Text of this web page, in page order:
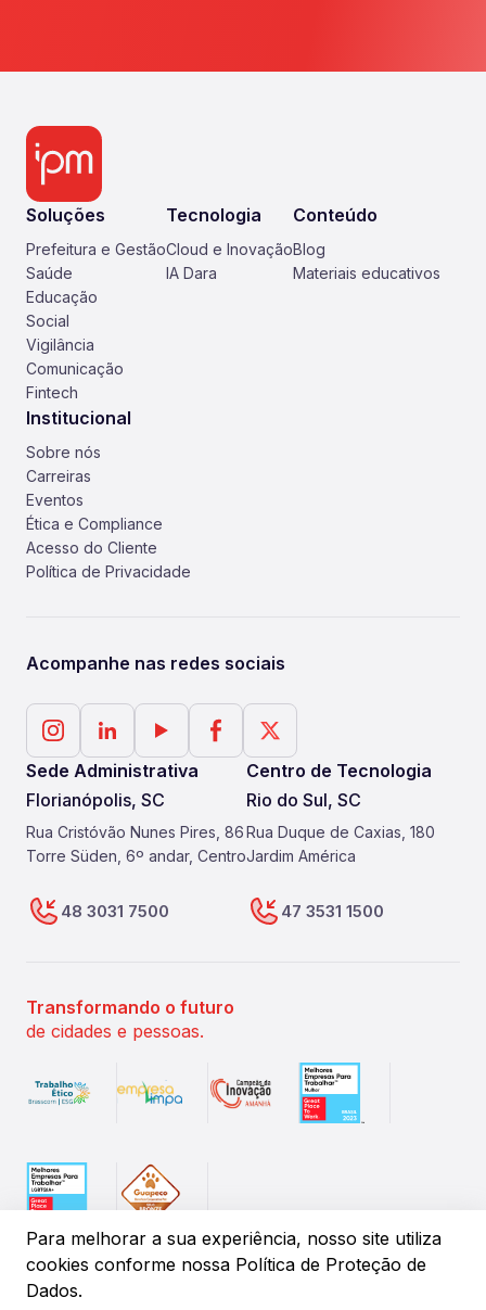
Para melhorar a sua experiência, nosso site utiliza
cookies conforme nossa Política de Proteção de
Dados.
Soluções
Prefeitura e Gestão
Saúde
Educação
Social
Vigilância
Comunicação
Fintech
Tecnologia
Cloud e Inovação
IA Dara
Conteúdo
Blog
Materiais educativos
Institucional
Sobre nós
Carreiras
Eventos
Ética e Compliance
Acesso do Cliente
Política de Privacidade
Acompanhe nas redes sociais
Sede Administrativa
Florianópolis, SC
Rua Cristóvão Nunes Pires, 86
Torre Süden, 6º andar, Centro
48 3031 7500
Centro de Tecnologia
Rio do Sul, SC
Rua Duque de Caxias, 180
Jardim América
47 3531 1500
Transformando o futuro
de cidades e pessoas.